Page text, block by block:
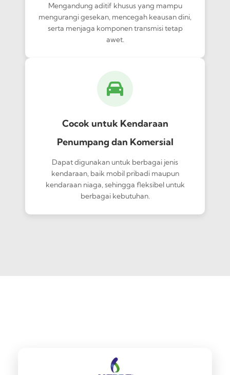
Mengandung aditif khusus yang mampu
mengurangi gesekan, mencegah keausan dini,
serta menjaga komponen transmisi tetap
awet.
Cocok untuk Kendaraan
Penumpang dan Komersial
Dapat digunakan untuk berbagai jenis
kendaraan, baik mobil pribadi maupun
kendaraan niaga, sehingga fleksibel untuk
berbagai kebutuhan.